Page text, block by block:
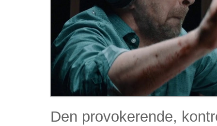
Den provokerende,